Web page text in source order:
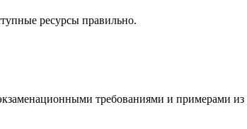
ресурсы правильно.
требованиями и примерами